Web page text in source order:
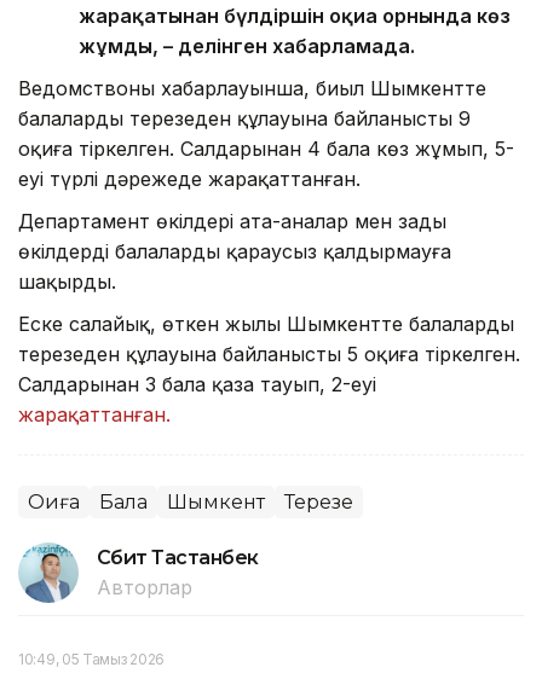
жарақатынан бүлдіршін оқиға орнында көз
жұмды, – делінген хабарламада.
Ведомствоның хабарлауынша, биыл Шымкентте
балалардың терезеден құлауына байланысты 9
оқиға тіркелген. Салдарынан 4 бала көз жұмып, 5-
еуі түрлі дәрежеде жарақаттанған.
Департамент өкілдері ата-аналар мен заңды
өкілдерді балаларды қараусыз қалдырмауға
шақырды.
Еске салайық, өткен жылы Шымкентте балалардың
терезеден құлауына байланысты 5 оқиға тіркелген.
Салдарынан 3 бала қаза тауып, 2-еуі
жарақаттанған.
Оқиға Бала Шымкент Терезе
Сәбит Тастанбек
Авторлар
10:49, 05 Тамыз 2026